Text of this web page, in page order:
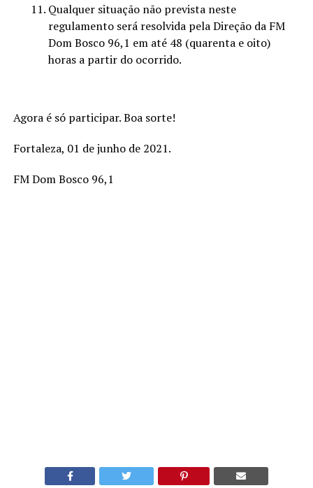
Qualquer situação não prevista neste
regulamento será resolvida pela Direção da FM
Dom Bosco 96,1 em até 48 (quarenta e oito)
horas a partir do ocorrido.
Agora é só participar. Boa sorte!
Fortaleza, 01 de junho de 2021.
FM Dom Bosco 96,1